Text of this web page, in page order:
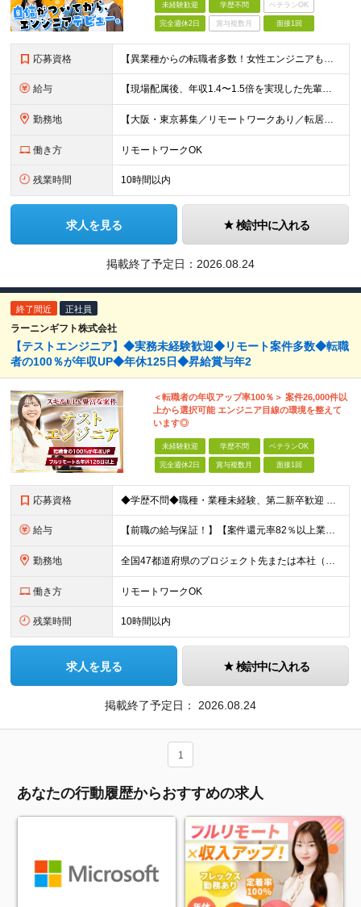
未経験歓迎 学歴不問 ベテランOK
完全週休2日 賞与複数月 面接1回
応募資格 【異業種からの転職者多数！女性エンジニアも活躍中】 ◆学歴不問 ◆未経験OK ≪こんな方を歓迎しています≫ ◎未経験から成長できる環境で活躍したい方 ◎大学やスクールでIT系のスキルを学んだことのあ
給与 【現場配属後、年収1.4〜1.5倍を実現した先輩も！残業代全額支給】 ◆給与は経験やスキルに応じて決定します ◆年俸制250万円～350万円（1/12を月々支給） ≪年収UPの例≫ ◎飲食業からのキ
勤務地 【大阪・東京募集／リモートワークあり／転居を伴う転勤なし】 東京本社、大阪事務所、または東京23区内・関西（大阪・兵庫）の各クライアント先勤務 ◆入社後、約1年間はクライアント先ではなく 自社内（東
働き方 リモートワークOK
残業時間 10時間以内
求人を見る 検討中に入れる
掲載終了予定日： 2026.08.24
終了間近 正社員
ラーニンギフト株式会社
【テストエンジニア】◆実務未経験歓迎◆リモート案件多数◆転職
者の100％が年収UP◆年休125日◆昇給賞与年2
＜転職者の年収アップ率100％＞ 案件26,000件以
上から選択可能 エンジニア目線の環境を整えて
います◎
未経験歓迎 学歴不問 ベテランOK
完全週休2日 賞与複数月 面接1回
応募資格 ◆学歴不問◆職種・業種未経験、第二新卒歓迎 【具体的には】 1ヶ月でも実務経験があれば尚◎ ※豊富な経験者は特に給与面で大きな優遇有 ＜経験浅めの方でも歓迎＞ ★以下「◎」いずれかに該当される
給与 【前職の給与保証！】【案件還元率82％以上業界最高水準！】【転職者の100%が収入UPを実現！】 ＼スキルに見合った収入を望む方は、ぜひ！／ 【経験1年未満の方】 月給23万円～35万円 ※月給には
勤務地 全国47都道府県のプロジェクト先または本社（新宿区） ◎勤務地は希望を考慮。転勤はありません。 ◎フルリモート(完全在宅勤務）多数あります。 ◎転職時にお引越しをご検討の際には引越し費用または住宅手
働き方 リモートワークOK
残業時間 10時間以内
求人を見る 検討中に入れる
掲載終了予定日： 2026.08.24
1
あなたの行動履歴からおすすめの求人